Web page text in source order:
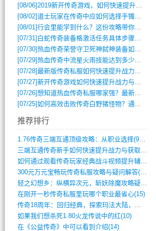
[08/06]2019新开传奇游戏，如何快速提升角色等级？
[08/02]道士玩家在传奇中应如何选择手镯装备？
[08/01]行会里能学到什么？这份攻略带你全掌握
[07/31] 白蛇传奇装备格激活任务具体步骤是什么？如何完成？
[07/30]热血传奇荣誉守卫死神弑神装备如何获取与佩戴攻略？
[07/29]热血传奇中流星火雨技能达到多少级可以开始练装备？
[07/28]最新版传奇私服如何快速提升战力与获取稀有装备？
[07/27]新开传奇游戏如何快速提升战力与获取稀有装备？
[07/26]想知道热血传奇私服哪家强？最新排行榜攻略全解析
[07/25]如何高效击败传奇白野猪怪物？通关技巧全解析
推荐排行
1.76传奇三端互通顶级攻略：从职业选择(972)
三端互通传奇新手如何快速提升战力与获取稀(379)
如何通过观看传奇玩家经典战斗视频提升辅助(661)
300元万元宝畅玩传奇私服攻略与疑问解答(828)
轻之幻想乡：纵横异次元，斩妖除魔攻略疑云(404)
在刚开一秒传奇私服里玩哪个职业最省心(15)
传奇18周年：回归经典，探索玛法大陆，寻(798)
如果我们想杀死1.80火龙传说中的红(10)
在《公益传奇》中可以看到介绍(14)